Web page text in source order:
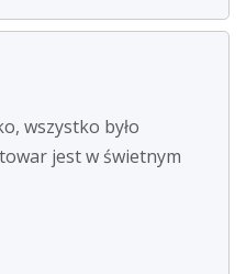
wszystko było
jest w świetnym